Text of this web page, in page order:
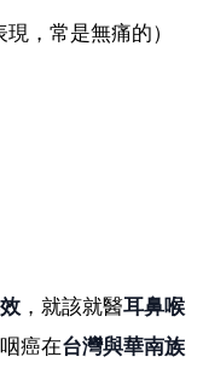
，常是無痛的）
，就該就醫耳鼻喉
癌在台灣與華南族